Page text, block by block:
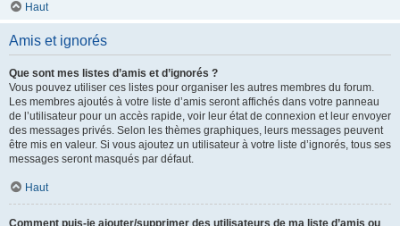
Haut
Amis et ignorés
Que sont mes listes d’amis et d’ignorés ?
Vous pouvez utiliser ces listes pour organiser les autres membres du forum.
Les membres ajoutés à votre liste d’amis seront affichés dans votre panneau
de l’utilisateur pour un accès rapide, voir leur état de connexion et leur envoyer
des messages privés. Selon les thèmes graphiques, leurs messages peuvent
être mis en valeur. Si vous ajoutez un utilisateur à votre liste d’ignorés, tous ses
messages seront masqués par défaut.
Haut
Comment puis-je ajouter/supprimer des utilisateurs de ma liste d’amis ou